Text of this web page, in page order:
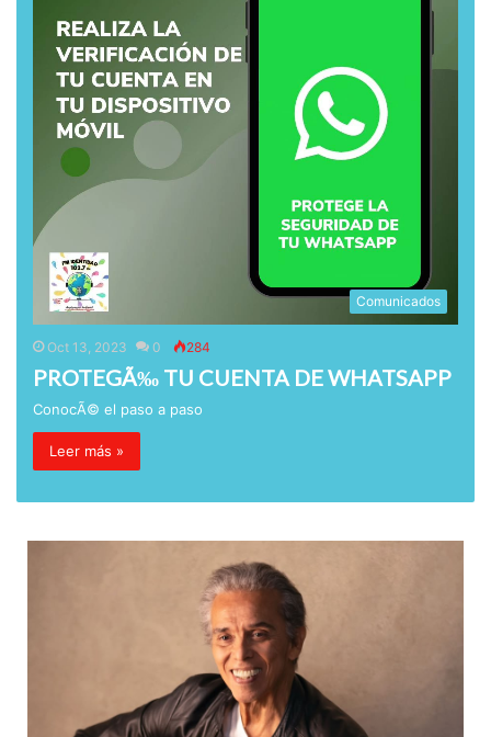
Comunicados
Oct 13, 2023 0 284
PROTEGÃ‰ TU CUENTA DE WHATSAPP
ConocÃ© el paso a paso
Leer más »